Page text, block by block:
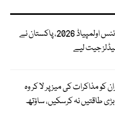
انٹرنیشنل نیوکلیئر سائنس اولمپیاڈ 2026، پاکستان نے
جیت لیے
کو مذاکرات کی میز پر لا کر وہ
بڑی طاقتیں نہ کرسکیں، ساؤتھ